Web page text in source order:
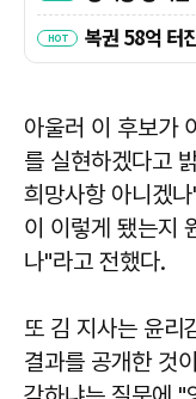
아울러 이 후보가
를 실현하겠다고
희망사항 아니겠
이 이렇게 됐는지
나"라고 전했다.
또 김 지사는 윤리
결과를 공개한 것